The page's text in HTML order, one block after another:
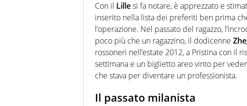
Con il Lillesi fa notare, è apprezzato e
inserito nella lista dei preferiti ben prima
l’operazione. Nel passato del ragazzo,
poco più che un ragazzino, il dodicenne
rossoneri nell’estate 2012, a Pristina con il
settimana e un biglietto areo vinto per
che stava per diventare un professionista.
Il passato milanista